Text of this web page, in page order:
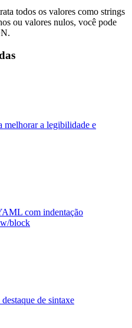
todos os valores como strings
ou valores nulos, você pode
melhorar a legibilidade e
com indentação
block
de sintaxe